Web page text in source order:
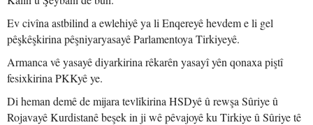
Ev civîna astbilind a ewlehiyê ya li Enqereyê hevdem e li gel
pêşkêşkirina pêşniyaryasayê Parlamentoya Tirkiyeyê.
Armanca vê yasayê diyarkirina rêkarên yasayî yên qonaxa piştî
fesixkirina PKKyê ye.
Di heman demê de mijara tevlîkirina HSDyê û rewşa Sûriye û
Rojavayê Kurdistanê beşek in ji wê pêvajoyê ku Tirkiye û Sûriye tê